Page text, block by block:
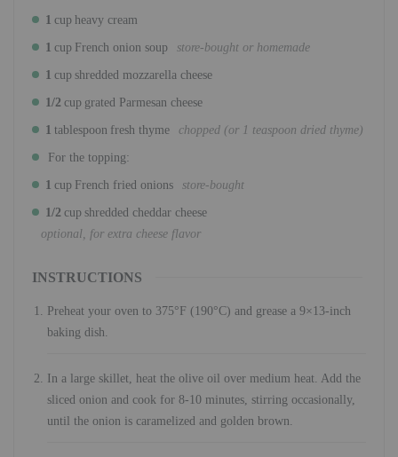
1 cup heavy cream
1 cup French onion soup
store-bought or homemade
1 cup shredded mozzarella cheese
1/2 cup grated Parmesan cheese
1 tablespoon fresh thyme
chopped (or 1 teaspoon dried thyme)
For the topping:
1 cup French fried onions
store-bought
1/2 cup shredded cheddar cheese
optional, for extra cheese flavor
INSTRUCTIONS
Preheat your oven to 375°F (190°C) and grease a 9×13-inch
baking dish.
In a large skillet, heat the olive oil over medium heat. Add the
sliced onion and cook for 8-10 minutes, stirring occasionally,
until the onion is caramelized and golden brown.